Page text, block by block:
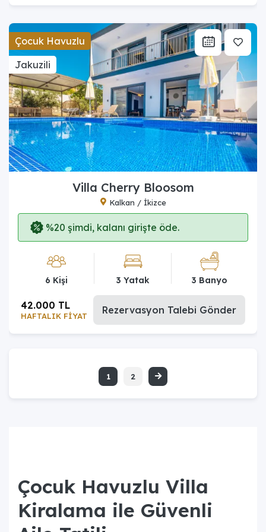
Çocuk Havuzlu
Jakuzili
Villa Cherry Bloosom
Kalkan / İkizce
%20 şimdi, kalanı girişte öde.
6 Kişi 3 Yatak 3 Banyo
HAFTALIK FİYAT
42.000 TL Rezervasyon Talebi Gönder
1 2
Çocuk Havuzlu Villa
Kiralama ile Güvenli